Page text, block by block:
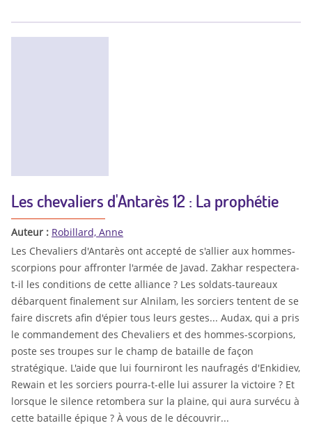
Les chevaliers d'Antarès 12 : La prophétie
Auteur : Robillard, Anne
Les Chevaliers d'Antarès ont accepté de s'allier aux hommes-
scorpions pour affronter l'armée de Javad. Zakhar respectera-
t-il les conditions de cette alliance ? Les soldats-taureaux
débarquent finalement sur Alnilam, les sorciers tentent de se
faire discrets afin d'épier tous leurs gestes... Audax, qui a pris
le commandement des Chevaliers et des hommes-scorpions,
poste ses troupes sur le champ de bataille de façon
stratégique. L'aide que lui fourniront les naufragés d'Enkidiev,
Rewain et les sorciers pourra-t-elle lui assurer la victoire ? Et
lorsque le silence retombera sur la plaine, qui aura survécu à
cette bataille épique ? À vous de le découvrir...